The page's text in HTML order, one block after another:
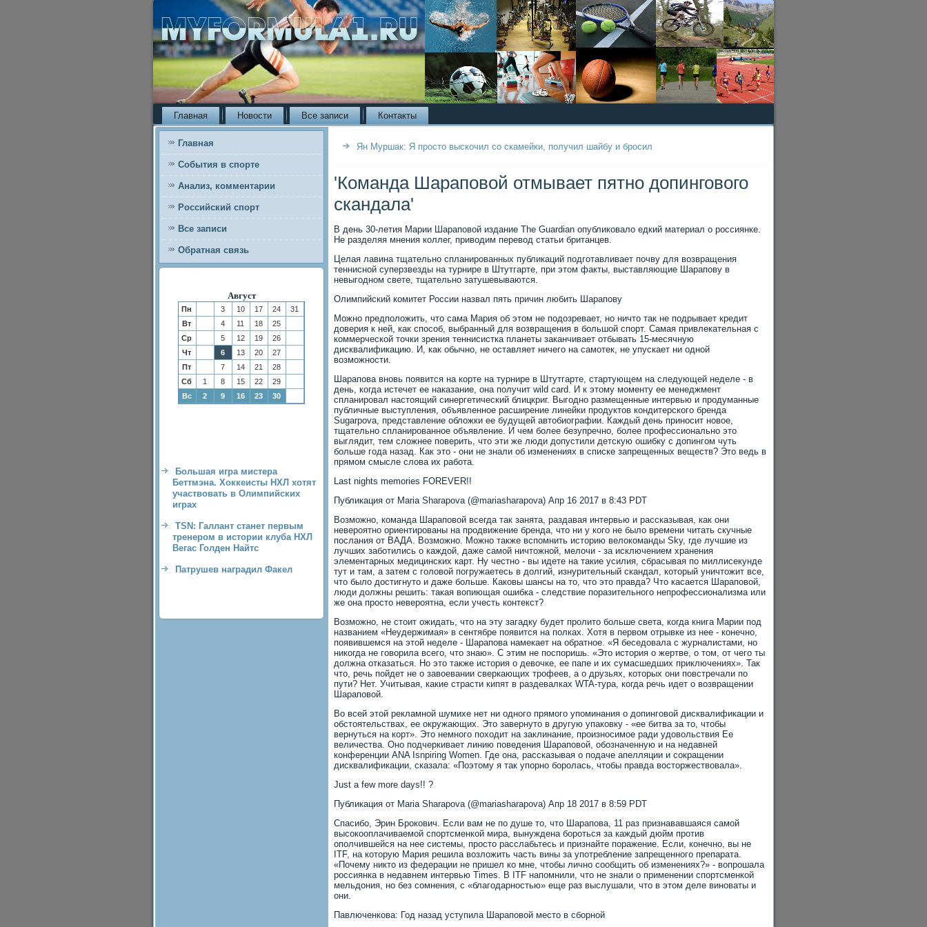
Главная Новости Все записи Контакты
Главная
События в спорте
Анализ, комментарии
Российский спорт
Все записи
Обратная связь
Август
Пн 3 10 17 24
31
Вт
4 11 18
25
Ср
5 12 19
26
Чт
6 13 20
27
Пт
7 14 21
28
Сб
1 8 15 22
29
Вс
2 9 16 23 30
Большая игра мистера
Беттмэна. Хоккеисты НХЛ хотят
участвовать в Олимпийских
играх
TSN: Галлант станет первым
тренером в истории клуба НХЛ
Вегас Голден Найтс
Патрушев наградил Факел
Ян Муршак: Я просто выскочил со скамейки, получил шайбу и бросил
'Команда Шараповой отмывает пятно допингового
скандала'
В день 30-летия Марии Шараповой издание The Guardian опубликовало едкий материал о россиянке.
Не разделяя мнения коллег, приводим перевод статьи британцев.
Целая лавина тщательно спланированных публикаций подготавливает почву для возвращения
теннисной суперзвезды на турнире в Штутгарте, при этом факты, выставляющие Шарапову в
невыгодном свете, тщательно затушевываются.
Олимпийский комитет России назвал пять причин любить Шарапову
Можно предположить, что сама Мария об этом не подозревает, но ничто так не подрывает кредит
доверия к ней, как способ, выбранный для возвращения в большой спорт. Самая привлекательная с
коммерческой точки зрения теннисистка планеты заканчивает отбывать 15-месячную
дисквалификацию. И, как обычно, не оставляет ничего на самотек, не упускает ни одной
возможности.
Шарапова вновь появится на корте на турнире в Штутгарте, стартующем на следующей неделе - в
день, когда истечет ее наказание, она получит wild card. И к этому моменту ее менеджмент
спланировал настоящий синергетический блицкриг. Выгодно размещенные интервью и продуманные
публичные выступления, объявленное расширение линейки продуктов кондитерского бренда
Sugarpova, представление обложки ее будущей автобиографии. Каждый день приносит новое,
тщательно спланированное объявление. И чем более безупречно, более профессионально это
выглядит, тем сложнее поверить, что эти же люди допустили детскую ошибку с допингом чуть
больше года назад. Как это - они не знали об изменениях в списке запрещенных веществ? Это ведь в
прямом смысле слова их работа.
Last nights memories FOREVER!!
Публикация от Maria Sharapova (@mariasharapova) Апр 16 2017 в 8:43 PDT
Возможно, команда Шараповой всегда так занята, раздавая интервью и рассказывая, как они
невероятно ориентированы на продвижение бренда, что ни у кого не было времени читать скучные
послания от ВАДА. Возможно. Можно также вспомнить историю велокоманды Sky, где лучшие из
лучших заботились о каждой, даже самой ничтожной, мелочи - за исключением хранения
элементарных медицинских карт. Ну честно - вы идете на такие усилия, сбрасывая по миллисекунде
тут и там, а затем с головой погружаетесь в долгий, изнурительный скандал, который уничтожит все,
что было достигнуто и даже больше. Каковы шансы на то, что это правда? Что касается Шараповой,
люди должны решить: такая вопиющая ошибка - следствие поразительного непрофессионализма или
же она просто невероятна, если учесть контекст?
Возможно, не стоит ожидать, что на эту загадку будет пролито больше света, когда книга Марии под
названием «Неудержимая» в сентябре появится на полках. Хотя в первом отрывке из нее - конечно,
появившемся на этой неделе - Шарапова намекает на обратное. «Я беседовала с журналистами, но
никогда не говорила всего, что знаю». С этим не поспоришь. «Это история о жертве, о том, от чего ты
должна отказаться. Но это также история о девочке, ее папе и их сумасшедших приключениях». Так
что, речь пойдет не о завоевании сверкающих трофеев, а о друзьях, которых они повстречали по
пути? Нет. Учитывая, какие страсти кипят в раздевалках WTA-тура, когда речь идет о возвращении
Шараповой.
Во всей этой рекламной шумихе нет ни одного прямого упоминания о допинговой дисквалификации и
обстоятельствах, ее окружающих. Это завернуто в другую упаковку - «ее битва за то, чтобы
вернуться на корт». Это немного походит на заклинание, произносимое ради удовольствия Ее
величества. Оно подчеркивает линию поведения Шараповой, обозначенную и на недавней
конференции ANA Isnpiring Women. Где она, рассказывая о подаче апелляции и сокращении
дисквалификации, сказала: «Поэтому я так упорно боролась, чтобы правда восторжествовала».
Just a few more days!! ?
Публикация от Maria Sharapova (@mariasharapova) Апр 18 2017 в 8:59 PDT
Спасибо, Эрин Брокович. Если вам не по душе то, что Шарапова, 11 раз признававшаяся самой
высокооплачиваемой спортсменкой мира, вынуждена бороться за каждый дюйм против
ополчившейся на нее системы, просто расслабьтесь и признайте поражение. Если, конечно, вы не
ITF, на которую Мария решила возложить часть вины за употребление запрещенного препарата.
«Почему никто из федерации не пришел ко мне, чтобы лично сообщить об изменениях?» - вопрошала
россиянка в недавнем интервью Times. В ITF напомнили, что не знали о применении спортсменкой
мельдония, но без сомнения, с «благодарностью» еще раз выслушали, что в этом деле виноваты и
они.
Павлюченкова: Год назад уступила Шараповой место в сборной